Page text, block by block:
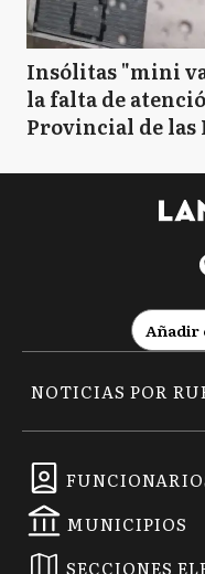
Insólitas "mini
la falta de
Provincial de las
Añadir
MUNICIPIOS
SECCIONES
NOTICIAS POR